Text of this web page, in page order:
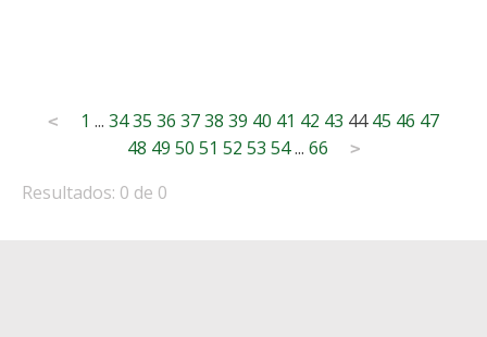
Posts
pagination
< 1 ... 3435 36 3738 39 40 41 42 43 44 45 46 47
48 49 50 51 52 53 54 ... 66 >
Resultados: 0 de 0